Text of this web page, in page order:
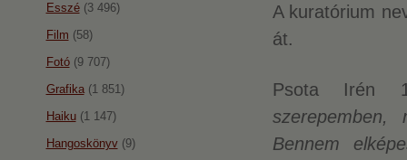
A kuratórium
át.
Psota Irén
Bennem
Esszé(3 496)
Film (58)
Fotó(9 707)
Grafika(1 851)
Haiku(1 147)
Hangoskönyv(9)